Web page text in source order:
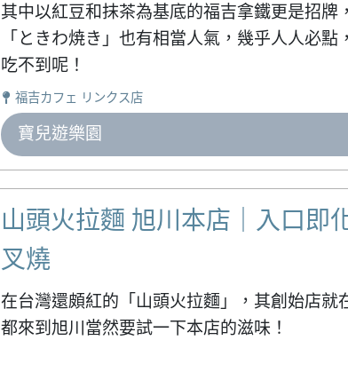
其中以紅豆和抹茶為基底的福吉拿鐵更是招牌
「ときわ焼き」也有相當人氣，幾乎人人必點
吃不到呢！
福吉カフェ リンクス店
寶兒遊樂園
山頭火拉麵 旭川本店｜入口即
叉燒
在台灣還頗紅的「山頭火拉麵」，其創始店就
都來到旭川當然要試一下本店的滋味！